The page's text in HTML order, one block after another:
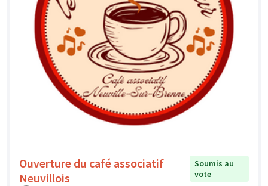
Ouverture du café associatif
Neuvillois
Soumis au
vote